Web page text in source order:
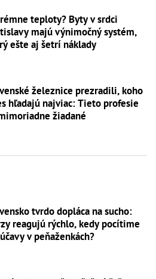
teploty? Byty v srdci
majú výnimočný systém,
ešte aj šetrí náklady
železnice prezradili, koho
hľadajú najviac: Tieto profesie
žiadané
tvrdo dopláca na sucho:
reagujú rýchlo, kedy pocítime
v peňaženkách?